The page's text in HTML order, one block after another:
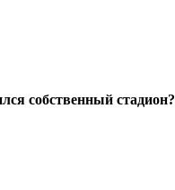
собственный стадион?